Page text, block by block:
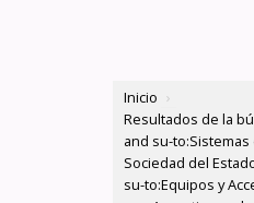
Inicio ›
Resultados de la
and su-to:Sistemas
Sociedad del
su-to:Equipos y